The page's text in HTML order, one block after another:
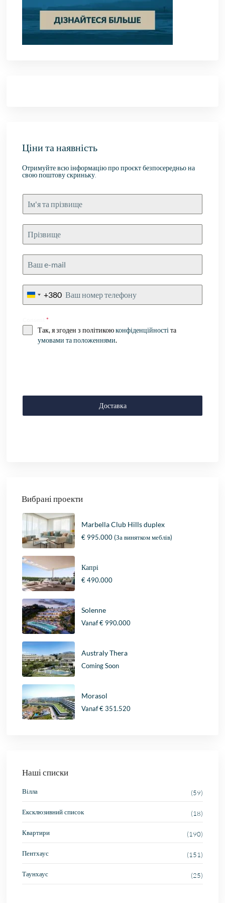
Ціни та наявність
Отримуйте всю інформацію про проєкт безпосередньо на
свою поштову скриньку.
Ukraine
+380
Consent*
Так, я згоден з політикоюконфіденційності та
умовами та положеннями.
Доставка
Вибрані проекти
Marbella Club Hills duplex
€ 995.000(За винятком меблів)
Капрі
€ 490.000
Solenne
Vanaf€ 990.000
Australy Thera
Coming Soon
Morasol
Vanaf€ 351.520
Наші списки
Вілла (59)
Ексклюзивний список (18)
Квартири (190)
Пентхаус (151)
Таунхаус (25)